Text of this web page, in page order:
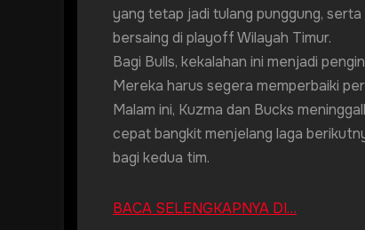
yang tetap jadi tulang punggung,
bersaing di playoff Wilayah Timur.
Bagi Bulls, kekalahan ini menjadi
Mereka harus segera memperbaiki
Malam ini, Kuzma dan Bucks
cepat bangkit menjelang laga
bagi kedua tim.
BACA SELENGKAPNYA DI…